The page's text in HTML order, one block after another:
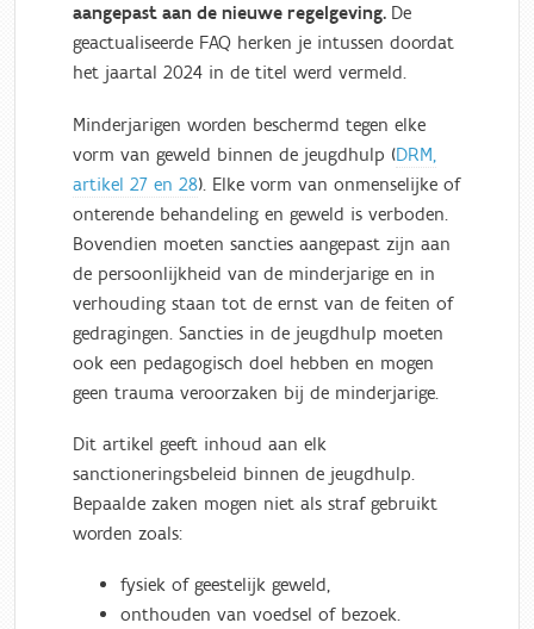
aangepast aan de nieuwe regelgeving. De
geactualiseerde FAQ herken je intussen doordat
het jaartal 2024 in de titel werd vermeld.
Minderjarigen worden beschermd tegen elke
vorm van geweld binnen de jeugdhulp (DRM,
artikel 27 en 28). Elke vorm van onmenselijke of
onterende behandeling en geweld is verboden.
Bovendien moeten sancties aangepast zijn aan
de persoonlijkheid van de minderjarige en in
verhouding staan tot de ernst van de feiten of
gedragingen. Sancties in de jeugdhulp moeten
ook een pedagogisch doel hebben en mogen
geen trauma veroorzaken bij de minderjarige.
Dit artikel geeft inhoud aan elk
sanctioneringsbeleid binnen de jeugdhulp.
Bepaalde zaken mogen niet als straf gebruikt
worden zoals:
fysiek of geestelijk geweld,
onthouden van voedsel of bezoek.